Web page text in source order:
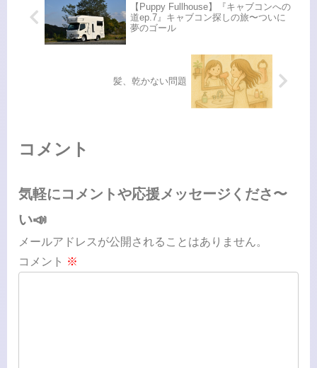
【Puppy Fullhouse】『キャブコンへの
道ep.7』キャブコン探しの旅〜ついに
夢のゴール
髪、乾かない問題
コメント
気軽にコメントや応援メッセージくださ〜
い📣
メールアドレスが公開されることはありません。
コメント ※